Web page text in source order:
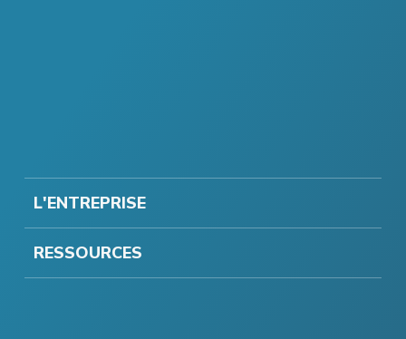
L'ENTREPRISE
RESSOURCES